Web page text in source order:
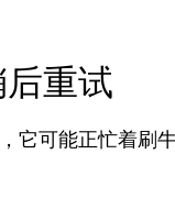
重试
它可能正忙着刷